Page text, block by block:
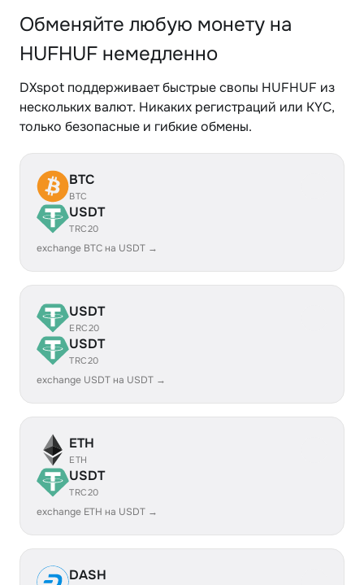
Обменяйте любую монету на
HUFHUF немедленно
DXspot поддерживает быстрые свопы HUFHUF из
нескольких валют. Никаких регистраций или KYC,
только безопасные и гибкие обмены.
BTC
BTC
USDT
TRC20
exchange BTC на USDT →
USDT
ERC20
USDT
TRC20
exchange USDT на USDT →
ETH
ETH
USDT
TRC20
exchange ETH на USDT →
DASH